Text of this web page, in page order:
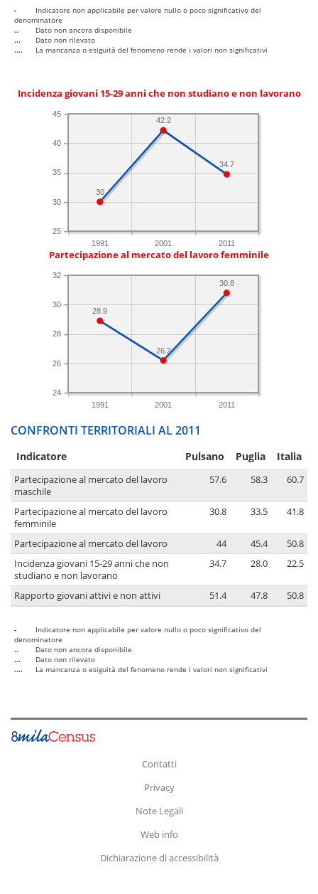
-
Indicatore non applicabile per valore nullo o poco significativo del
denominatore
..
Dato non ancora disponibile
...
Dato non rilevato
....
La mancanza o esiguità del fenomeno rende i valori non significativi
Incidenza giovani 15-29 anni che non studiano e non lavorano
1991 2001 2011
25
30
35
40
45
34.7
42.2
30
Partecipazione al mercato del lavoro femminile
1991 2001 2011
24
26
28
30
32
30.8
26.2
28.9
CONFRONTI TERRITORIALI AL 2011
Indicatore Pulsano Puglia Italia
Partecipazione al mercato del lavoro
maschile
57.6 58.3 60.7
Partecipazione al mercato del lavoro
femminile
30.8 33.5 41.8
Partecipazione al mercato del lavoro 44 45.4
50.8
Incidenza giovani 15-29 anni che non
studiano e non lavorano
34.7 28.0 22.5
Rapporto giovani attivi e non attivi 51.4 47.8 50.8
-
Indicatore non applicabile per valore nullo o poco significativo del
denominatore
..
Dato non ancora disponibile
...
Dato non rilevato
....
La mancanza o esiguità del fenomeno rende i valori non significativi
Contatti
Privacy
Note Legali
Web info
Dichiarazione di accessibilità